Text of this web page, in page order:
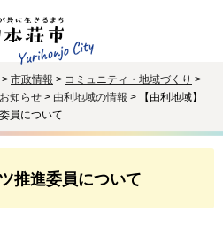
> 市政情報 > コミュニティ・地域づくり >
知らせ > 由利地域の情報 > 【由利地域】
員について
推進委員について